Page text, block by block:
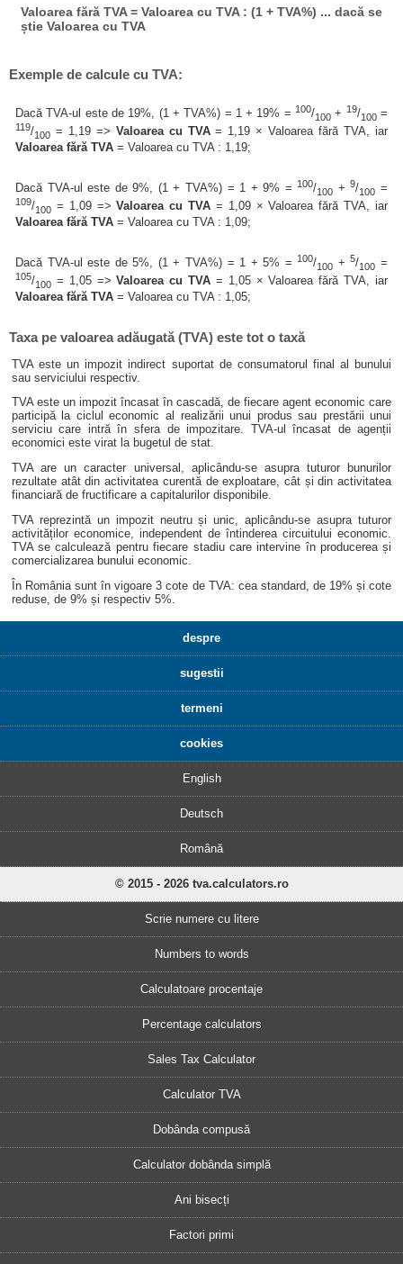
Valoarea fără TVA = Valoarea cu TVA : (1 + TVA%) ... dacă se
știe Valoarea cu TVA
Exemple de calcule cu TVA:
Dacă TVA-ul este de 19%, (1 + TVA%) = 1 + 19% = 100/100+ 19/100=
119/100 = 1,19 => Valoarea cu TVA= 1,19 × Valoarea fără TVA, iar
Valoarea fără TVA = Valoarea cu TVA : 1,19;
Dacă TVA-ul este de 9%, (1 + TVA%) = 1 + 9% =100/100 +9/100 =
109/100 = 1,09 =>Valoarea cu TVA = 1,09 × Valoarea fără TVA, iar
Valoarea fără TVA = Valoarea cu TVA : 1,09;
Dacă TVA-ul este de 5%, (1 + TVA%) = 1 + 5% =100/100 +5/100 =
105/100 = 1,05 =>Valoarea cu TVA = 1,05 × Valoarea fără TVA, iar
Valoarea fără TVA = Valoarea cu TVA : 1,05;
Taxa pe valoarea adăugată (TVA) este tot o taxă
TVA este un impozit indirect suportat de consumatorul final al bunului
sau serviciului respectiv.
TVA este un impozit încasat în cascadă, de fiecare agent economic care
participă la ciclul economic al realizării unui produs sau prestării unui
serviciu care intră în sfera de impozitare. TVA-ul încasat de agenții
economici este virat la bugetul de stat.
TVA are un caracter universal, aplicându-se asupra tuturor bunurilor
rezultate atât din activitatea curentă de exploatare, cât și din activitatea
financiară de fructificare a capitalurilor disponibile.
TVA reprezintă un impozit neutru și unic, aplicându-se asupra tuturor
activităților economice, independent de întinderea circuitului economic.
TVA se calculează pentru fiecare stadiu care intervine în producerea și
comercializarea bunului economic.
În România sunt în vigoare 3 cote de TVA: cea standard, de 19% și cote
reduse, de 9% și respectiv 5%.
despre
sugestii
termeni
cookies
English
Deutsch
Română
© 2015 - 2026 tva.calculators.ro
Scrie numere cu litere
Numbers to words
Calculatoare procentaje
Percentage calculators
Sales Tax Calculator
Calculator TVA
Dobânda compusă
Calculator dobânda simplă
Ani bisecți
Factori primi